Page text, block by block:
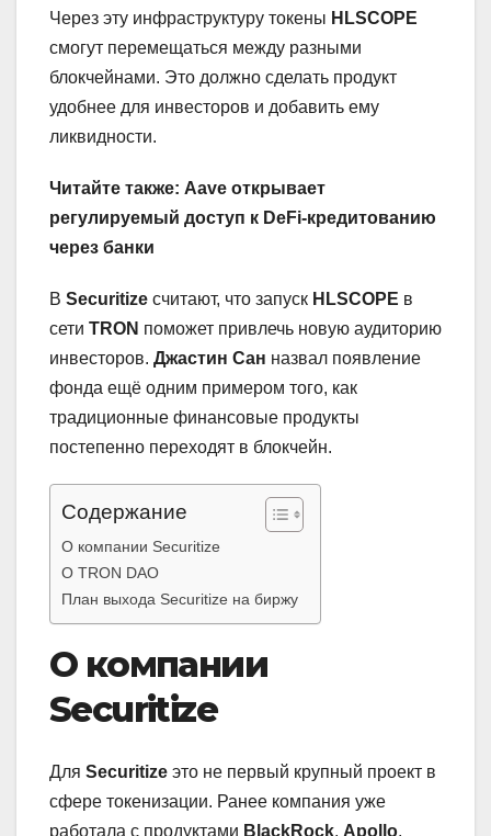
Через эту инфраструктуру токены HLSCOPE
смогут перемещаться между разными
блокчейнами. Это должно сделать продукт
удобнее для инвесторов и добавить ему
ликвидности.
Читайте также: Aave открывает
регулируемый доступ к DeFi-кредитованию
через банки
В Securitize считают, что запуск HLSCOPE в
сети TRON поможет привлечь новую аудиторию
инвесторов. Джастин Сан назвал появление
фонда ещё одним примером того, как
традиционные финансовые продукты
постепенно переходят в блокчейн.
Содержание
О компании Securitize
О TRON DAO
План выхода Securitize на биржу
О компании
Securitize
Для Securitize это не первый крупный проект в
сфере токенизации. Ранее компания уже
работала с продуктами BlackRock, Apollo,